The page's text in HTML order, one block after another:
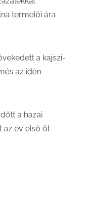
termelői ára
a kajszi-
az idén
a hazai
az év első öt